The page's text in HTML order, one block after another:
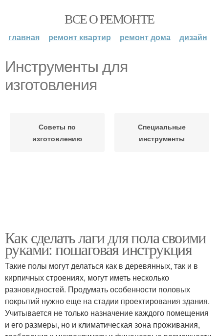
ВСЕ О РЕМОНТЕ
главная ремонт квартир ремонт дома дизайн
Инструменты для
изготовления
Советы по
изготовлению
Специальные
инструменты
Как сделать лаги для пола своими
руками: пошаговая инструкция
Такие полы могут делаться как в деревянных, так и в
кирпичных строениях, могут иметь несколько
разновидностей. Продумать особенности половых
покрытий нужно еще на стадии проектирования здания.
Учитывается не только назначение каждого помещения
и его размеры, но и климатическая зона проживания,